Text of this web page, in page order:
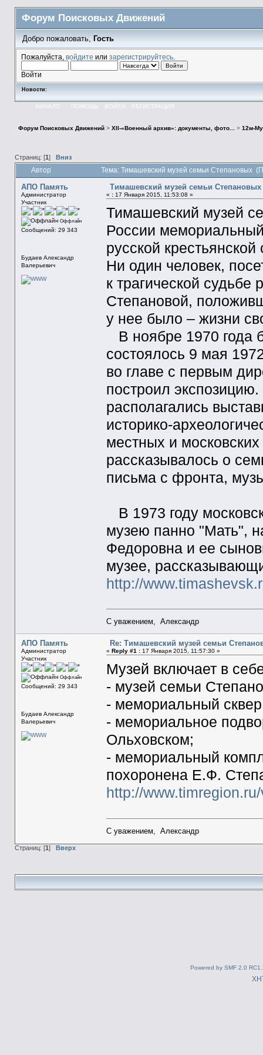
Форум Поисковых Движений
Добро пожаловать, Гость
Пожалуйста, войдите или зарегистрируйтесь.
Войти
Новости:
НАЧАЛО ПОМОЩЬ ВОЙТИ РЕГИСТРАЦИЯ
Форум Поисковых Движений> XII-«Военный архив»: документы, фото... > 12м-
Страниц: [1 ] Вниз
Автор Тема: Тимашевский музей семьи Степановых
АПО Память
Администратор
Участник
Оффлайн
Сообщений: 29 343
Будаев Александр
Валерьевич
Тимашевский музей семьи Степановых
« :17 Января 2015, 11:53:08 »
Тимашевский музей
России
русской крестьянской
Ни один человек,
к трагической
Степановой,
у нее было – жизни
В ноябре 1970 года
состоялось 9 мая
во главе с первым
построил
располагались
историко-
местных и
рассказывалось о
письма с фронта,
В 1973 году
музею панно "Мать",
Федоровна и ее
музее,
http://
С уважением, Александр
АПО Память
Администратор
Участник
Оффлайн
Сообщений: 29 343
Будаев Александр
Валерьевич
Re: Тимашевский музей семьи
« Reply #1 :17 Января 2015, 11:57:30 »
Музей включает в
- музей семьи
- мемориальный
- мемориальное
Ольховском;
- мемориальный
похоронена Е.Ф.
http://
С уважением, Александр
Страниц: [1] Вверх
Powered by SMF 2.0